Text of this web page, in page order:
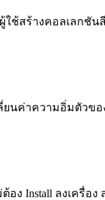
ช้สร้างคอลเลกชัน
นค่าความอิ่มตัวข
Install ลงเครื่อง